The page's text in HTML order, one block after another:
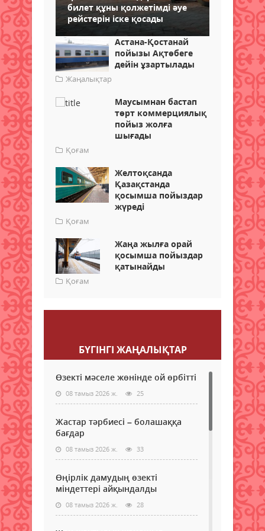
билет құны қолжетімді әуе
рейстерін іске қосады
Астана-Қостанай
пойызы Ақтөбеге
дейін ұзартылады
Жаңалықтар
Маусымнан бастап
төрт коммерциялық
пойыз жолға
шығады
Қоғам
Желтоқсанда
Қазақстанда
қосымша пойыздар
жүреді
Қоғам
Жаңа жылға орай
қосымша пойыздар
қатынайды
Қоғам
БҮГІНГI ЖАҢАЛЫҚТАР
Өзекті мәселе жөнінде ой өрбітті
08 тамыз 2026 ж. 25
Жастар тәрбиесі – болашаққа
бағдар
08 тамыз 2026 ж. 33
Өңірлік дамудың өзекті
міндеттері айқындалды
08 тамыз 2026 ж. 28